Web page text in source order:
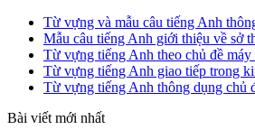
Từ vựng và mẫu câu tiếng Anh
Mẫu câu tiếng Anh giới thiệu về sở
Từ vựng tiếng Anh theo chủ đề
Từ vựng tiếng Anh giao tiếp trong
Từ vựng tiếng Anh thông dụng chủ
Bài viết mới nhất